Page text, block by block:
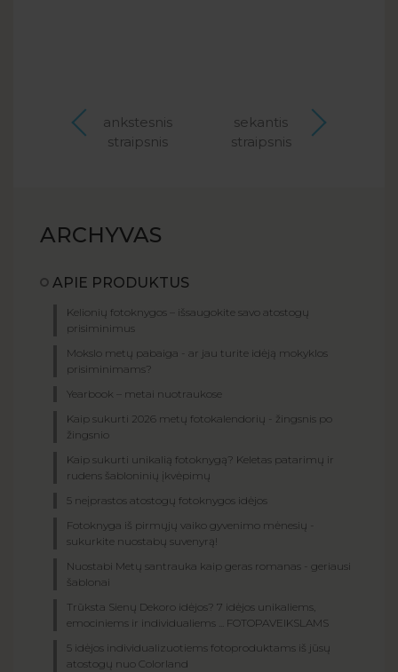
ankstesnis
straipsnis
sekantis
straipsnis
ARCHYVAS
APIE PRODUKTUS
Kelionių fotoknygos – išsaugokite savo atostogų
prisiminimus
Mokslo metų pabaiga - ar jau turite idėją mokyklos
prisiminimams?
Yearbook – metai nuotraukose
Kaip sukurti 2026 metų fotokalendorių - žingsnis po
žingsnio
Kaip sukurti unikalią fotoknygą? Keletas patarimų ir
rudens šabloninių įkvėpimų
5 neįprastos atostogų fotoknygos idėjos
Fotoknyga iš pirmųjų vaiko gyvenimo mėnesių -
sukurkite nuostabų suvenyrą!
Nuostabi Metų santrauka kaip geras romanas - geriausi
šablonai
Trūksta Sienų Dekoro idėjos? 7 idėjos unikaliems,
emociniems ir individualiems ... FOTOPAVEIKSLAMS
5 idėjos individualizuotiems fotoproduktams iš jūsų
atostogų nuo Colorland